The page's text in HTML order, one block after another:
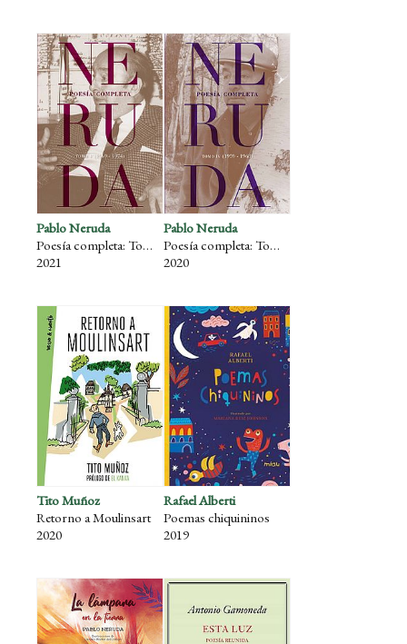
Pablo Neruda
Poesía completa: Tomo V (1969-1974)
2021
Pablo Neruda
Poesía completa: Tomo IV (1959-1968)
2020
Tito Muñoz
Retorno a Moulinsart
2020
Rafael Alberti
Poemas chiquininos
2019